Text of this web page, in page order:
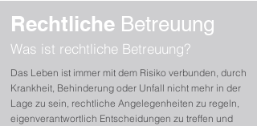
Rechtliche Betreuung
Was ist rechtliche Betreuung?
Das Leben ist immer mit dem Risiko verbunden, durch
Krankheit, Behinderung oder Unfall nicht mehr in der
Lage zu sein, rechtliche Angelegenheiten zu regeln,
eigenverantwortlich Entscheidungen zu treffen und